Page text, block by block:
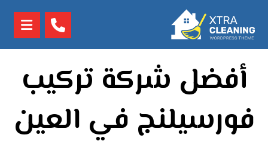
أفضل شركة تركيب
فورسيلنج في العين